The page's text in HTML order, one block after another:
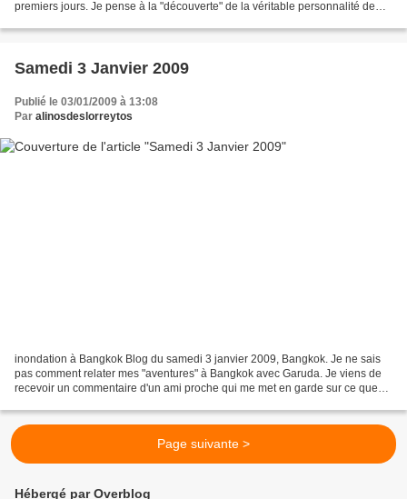
premiers jours. Je pense à la "découverte" de la véritable personnalité de
Samedi 3 Janvier 2009
Publié le 03/01/2009 à 13:08
Par alinosdeslorreytos
inondation à Bangkok Blog du samedi 3 janvier 2009, Bangkok. Je ne sais
pas comment relater mes "aventures" à Bangkok avec Garuda. Je viens de
recevoir un commentaire d'un ami proche qui me met en garde sur ce que
Page suivante >
Hébergé par Overblog